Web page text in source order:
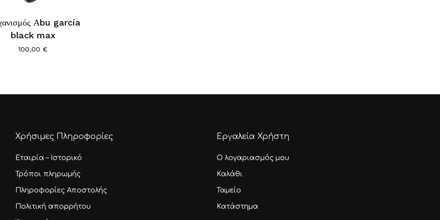
Αbu garcia
black max
100,00€
Χρήσιμες Πληροφορίες
Εταιρία – Ιστορικό
Τρόποι πληρωμής
Πληροφορίες Αποστολής
Πολιτική απορρήτου
Εργαλεία Χρήστη
Ο λογαριασμός μου
Καλάθι
Ταμείο
Κατάστημα